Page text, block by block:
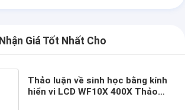
Nhận Giá Tốt Nhất Cho
Thảo luận về sinh học bằng kính
hiển vi LCD WF10X 400X Thảo